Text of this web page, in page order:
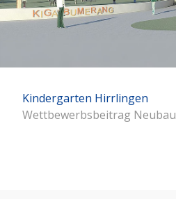
Kindergarten Hirrlingen
Wettbewerbsbeitrag Neubau